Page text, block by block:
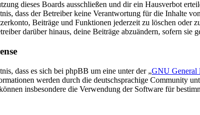
dieses Boards ausschließen und dir ein Hausverbot
dass der Betreiber keine Verantwortung für die Inhalte
Beiträge und Funktionen jederzeit zu löschen oder
darüber hinaus, deine Beiträge abzuändern, sofern
dass es sich bei phpBB um eine unter der „GNU General
werden durch die deutschsprachige Community
insbesondere die Verwendung der Software für